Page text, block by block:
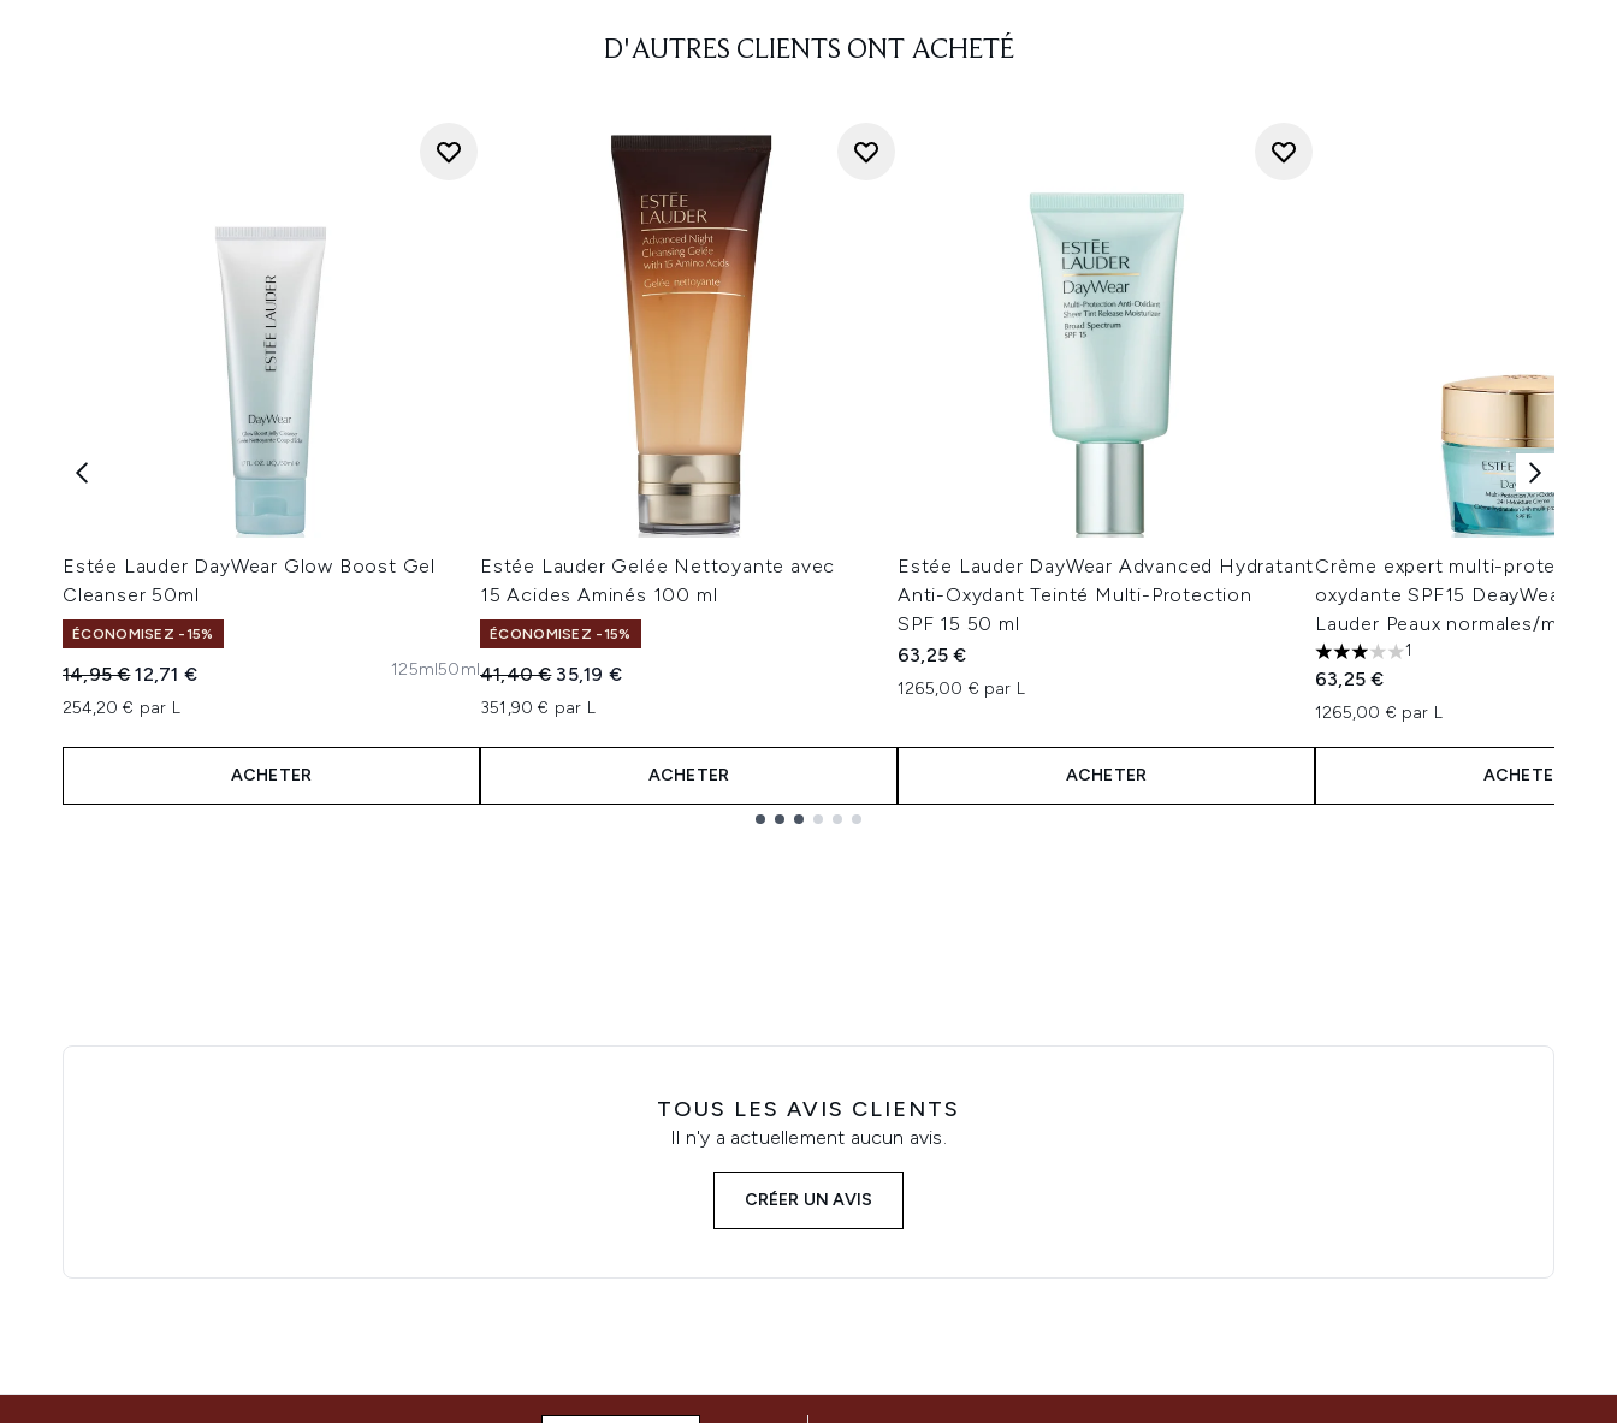
D'AUTRES CLIENTS ONT ACHETÉ
Estée Lauder DayWear Glow Boost Gel
Cleanser 50ml
ÉCONOMISEZ -15%
Prix de vente :
14,95 €Prix ​​actuel :
12,71 €
254,20 € par L
125ml50ml
ACHETER
Estée Lauder Gelée Nettoyante avec
15 Acides Aminés 100 ml
ÉCONOMISEZ -15%
Prix de vente :
41,40 € Prix ​​actuel :
35,19 €
351,90 € par L
ACHETER
Estée Lauder DayWear Advanced Hydratant
Anti-Oxydant Teinté Multi-Protection
SPF 15 50 ml
63,25 €
1265,00 € par L
ACHETER
Crème expert multi-protection
oxydante SPF15 DeayWear
Lauder Peaux normales/mixtes
3 étoiles sur un maximum de 5
1
63,25 €
1265,00 € par L
ACHETER
TOUS LES AVIS CLIENTS
Il n'y a actuellement aucun avis.
CRÉER UN AVIS